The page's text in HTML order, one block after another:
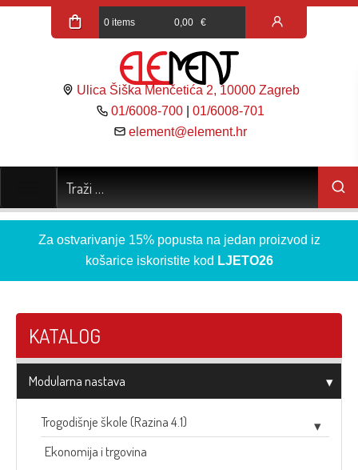
0 items 0,00 €
Ulica Šiška Menčetića 2, 10000 Zagreb
01/6008-700 |01/6008-701
element@element.hr
Za ostvarivanje 15% popusta na jedan proizvod iz
košarice iskoristite kod LJETO26
KATALOG
Modularna nastava
Trogodišnje škole (Razina 4.1)
Ekonomija i trgovina